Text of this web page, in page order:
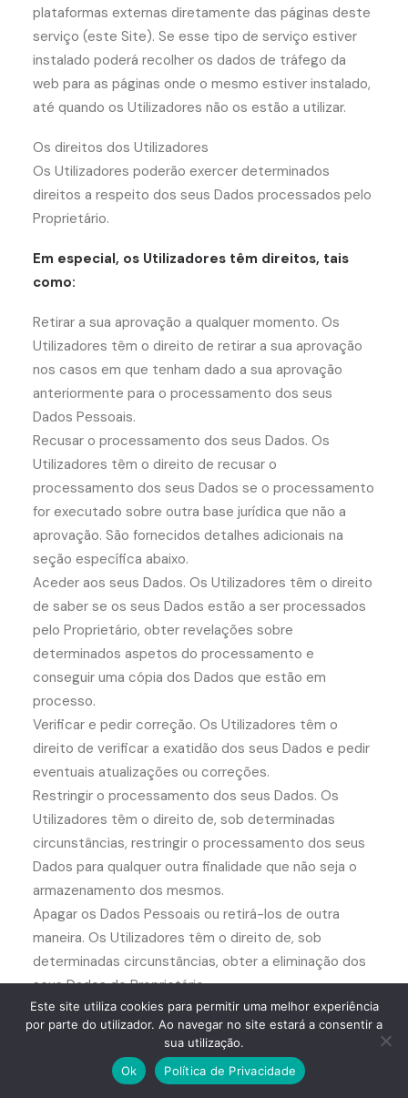
plataformas externas diretamente das páginas deste
serviço (este Site). Se esse tipo de serviço estiver
instalado poderá recolher os dados de tráfego da
web para as páginas onde o mesmo estiver instalado,
até quando os Utilizadores não os estão a utilizar.
Os direitos dos Utilizadores
Os Utilizadores poderão exercer determinados
direitos a respeito dos seus Dados processados pelo
Proprietário.
Em especial, os Utilizadores têm direitos, tais
como:
Retirar a sua aprovação a qualquer momento. Os
Utilizadores têm o direito de retirar a sua aprovação
nos casos em que tenham dado a sua aprovação
anteriormente para o processamento dos seus
Dados Pessoais.
Recusar o processamento dos seus Dados. Os
Utilizadores têm o direito de recusar o
processamento dos seus Dados se o processamento
for executado sobre outra base jurídica que não a
aprovação. São fornecidos detalhes adicionais na
seção específica abaixo.
Aceder aos seus Dados. Os Utilizadores têm o direito
de saber se os seus Dados estão a ser processados
pelo Proprietário, obter revelações sobre
determinados aspetos do processamento e
conseguir uma cópia dos Dados que estão em
processo.
Verificar e pedir correção. Os Utilizadores têm o
direito de verificar a exatidão dos seus Dados e pedir
eventuais atualizações ou correções.
Restringir o processamento dos seus Dados. Os
Utilizadores têm o direito de, sob determinadas
circunstâncias, restringir o processamento dos seus
Dados para qualquer outra finalidade que não seja o
armazenamento dos mesmos.
Apagar os Dados Pessoais ou retirá-los de outra
maneira. Os Utilizadores têm o direito de, sob
determinadas circunstâncias, obter a eliminação dos
seus Dados do Proprietário.
Receber os seus Dados e ter os mesmos que foram
transferidos para outro controlador. Os Utilizadores
têm o direito de receber os seus Dados num formato
estruturado, utilizado comumente e apto a ser lido
Este site utiliza cookies para permitir uma melhor experiência
por parte do utilizador. Ao navegar no site estará a consentir a
sua utilização.
Ok
Política de Privacidade